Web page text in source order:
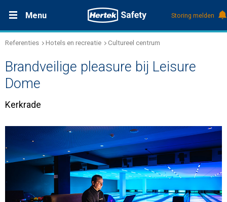
Menu
Oplossingen
Producten
Service & Onderhoud
Kennis
Over Hertek
Storing melden
Productdocumentatie (DMS)
+31 (0)495 584111
Referenties Hotels en recreatie Cultureel centrum
Brandveilige pleasure bij Leisure
Dome
Kerkrade